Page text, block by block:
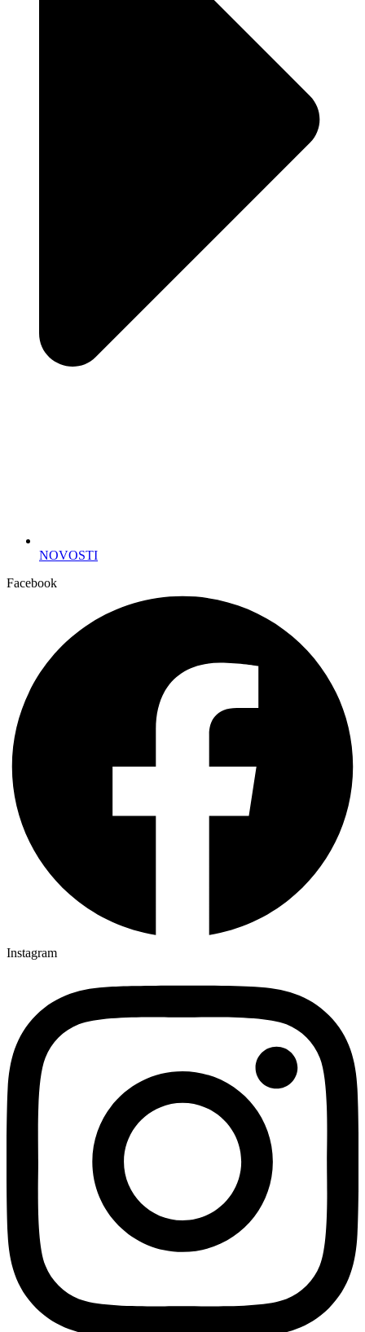
NOVOSTI
Facebook
Instagram